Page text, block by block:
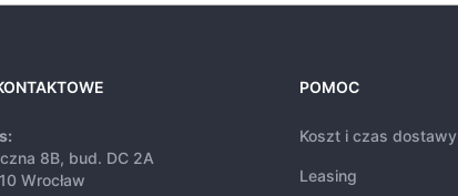
8B, bud. DC 2A
Wrocław
POMOC
Koszt i czas dostawy
Leasing